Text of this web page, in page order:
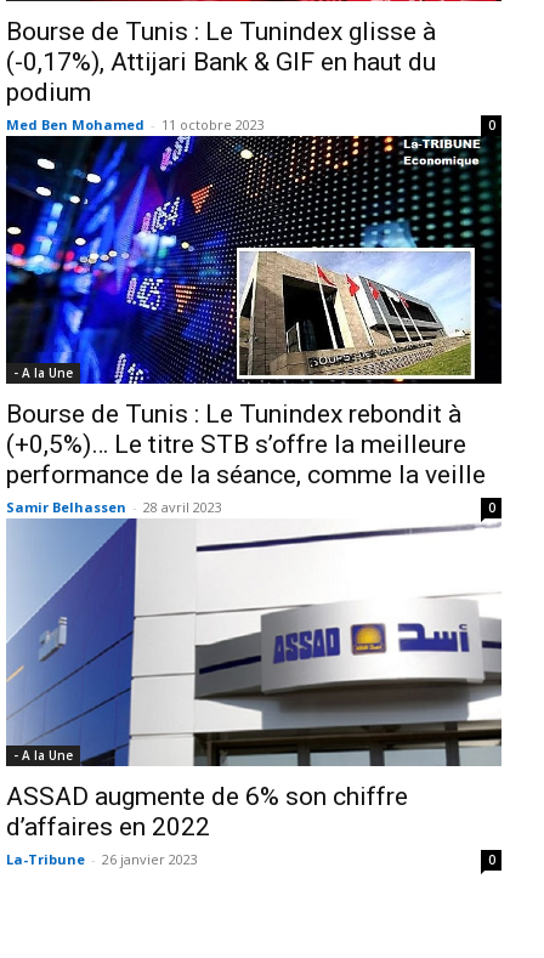
Bourse de Tunis : Le Tunindex glisse à
(-0,17%), Attijari Bank & GIF en haut du
podium
Med Ben Mohamed - 11 octobre 2023 0
- A la Une
Bourse de Tunis : Le Tunindex rebondit à
(+0,5%)… Le titre STB s’offre la meilleure
performance de la séance, comme la veille
Samir Belhassen - 28 avril 2023 0
- A la Une
ASSAD augmente de 6% son chiffre
d’affaires en 2022
La-Tribune - 26 janvier 2023 0